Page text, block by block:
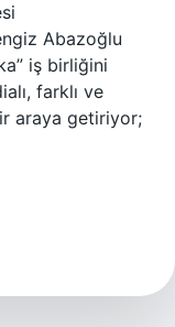
Abazoğlu
iş birliğini
farklı ve
araya getiriyor;